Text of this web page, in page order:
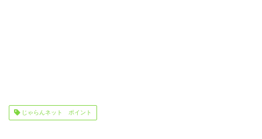
じゃらんネット ポイント